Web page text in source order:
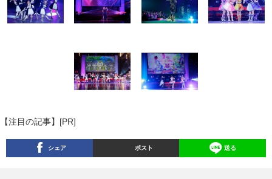
【注目の記事】[PR]
シェア ポスト 送る